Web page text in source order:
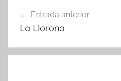
de
Entrada anterior
La Llorona